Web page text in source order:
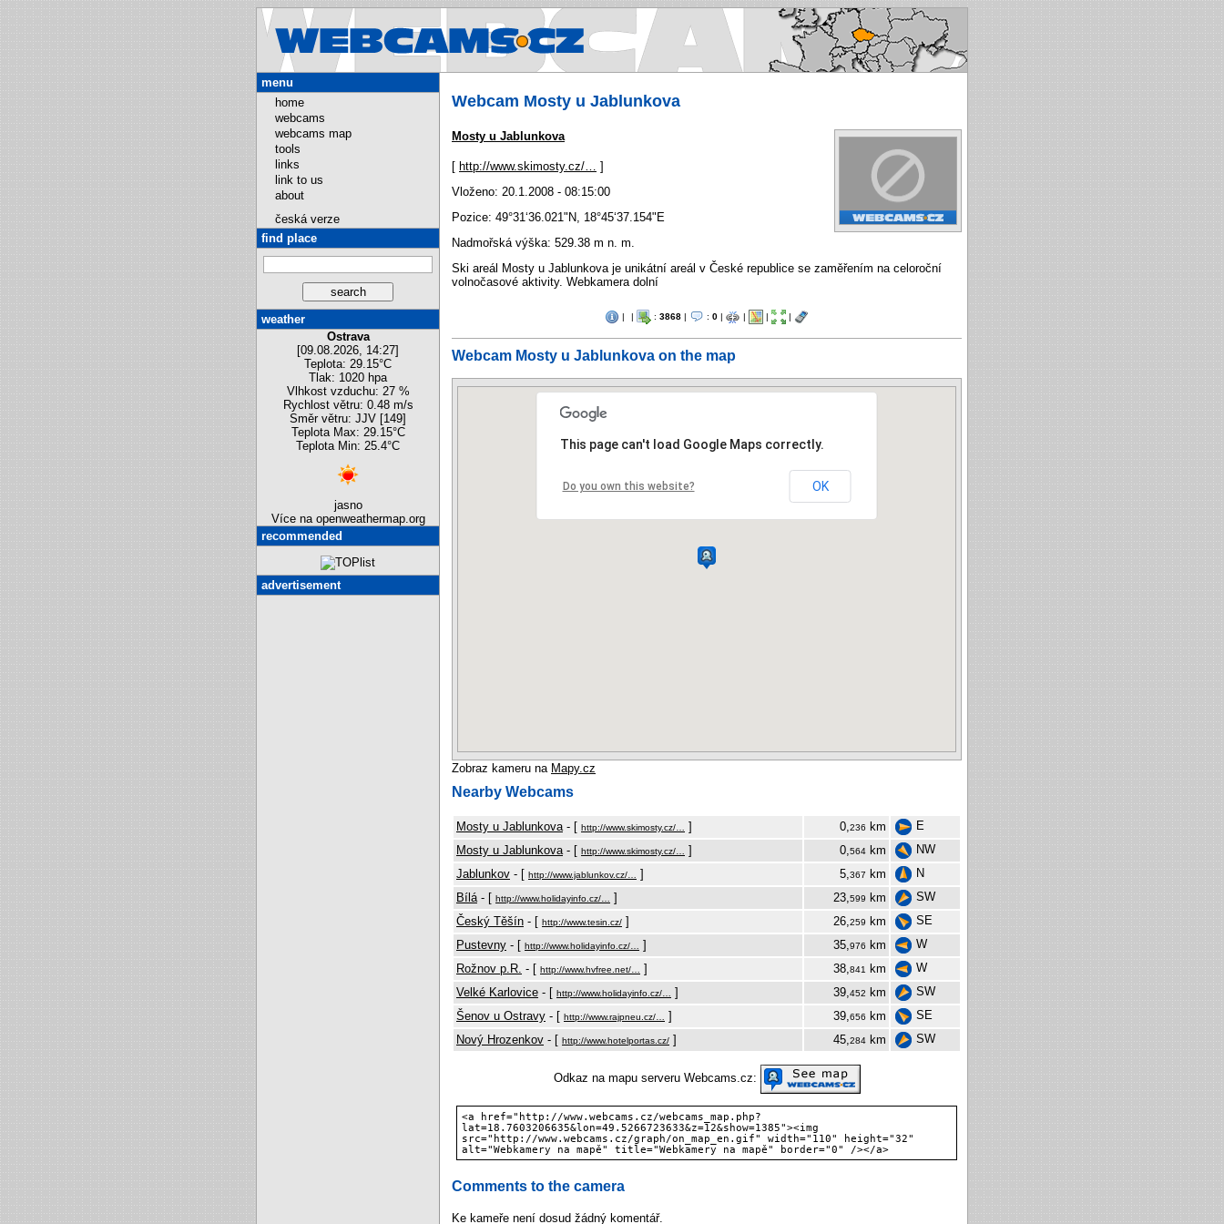
Webcams.cz - Webcams in Czech republic
Webcam Mosty u Jablunkova
Mosty u Jablunkova
[ http://www.skimosty.cz/…
]
Vloženo: 20.1.2008 - 08:15:00
Pozice: 49°31‘36.021"N
18°45‘37.154"E
Nadmořská výška: 529.38 m n. m.
Ski areál Mosty u Jablunkova je unikátní areál v České republice se zaměřením na celoroční
volnočasové aktivity. Webkamera dolní
| | : 3868 | : 0 | | | |
Webcam Mosty u Jablunkova on the map
This page can't load Google Maps correctly.
Do you own this website? OK
Zobraz kameru na Mapy.cz
Nearby Webcams
Mosty u Jablunkova - [ http://www.skimosty.cz/… ] 0, 236 km
E
Mosty u Jablunkova - [ http://www.skimosty.cz/… ] 0, 564 km
NW
Jablunkov - [ http://www.jablunkov.cz/… ] 5, 367 km
N
Bílá - [ http://www.holidayinfo.cz/… ] 23, 599 km
SW
Český Těšín - [ http://www.tesin.cz/ ] 26, 259 km
SE
Pustevny - [ http://www.holidayinfo.cz/… ] 35, 976 km
W
Rožnov p.R. - [ http://www.hvfree.net/… ] 38, 841 km
W
Velké Karlovice - [ http://www.holidayinfo.cz/… ] 39, 452 km
SW
Šenov u Ostravy - [ http://www.rajpneu.cz/… ] 39, 656 km
SE
Nový Hrozenkov - [ http://www.hotelportas.cz/ ] 45, 284 km SW
Odkaz na mapu serveru Webcams.cz:
<a href="http://www.webcams.cz/webcams_map.php?
lat=18.7603206635&lon=49.5266723633&z=12&show=1385"><img
src="http://www.webcams.cz/graph/on_map_en.gif" width="110" height="32"
alt="Webkamery na mapě" title="Webkamery na mapě" border="0" /></a>
Comments to the camera
Ke kameře není dosud žádný komentář.
menu
home
webcams
webcams map
tools
links
link to us
about
česká verze
find place
weather
Ostrava
[09.08.2026, 14:27]
Teplota: 29.15°C
Tlak: 1020 hpa
Vlhkost vzduchu: 27 %
Rychlost větru: 0.48 m/s
Směr větru: JJV [149]
Teplota Max: 29.15°C
Teplota Min: 25.4°C
jasno
Více na openweathermap.org
recommended
advertisement